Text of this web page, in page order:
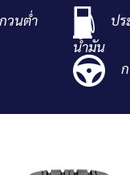
ค้นหายาง
วนต่ำ
ปร
น้ำมัน